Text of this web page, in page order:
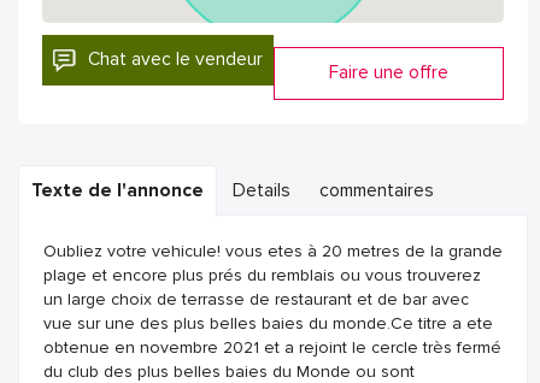
Chat avec le vendeur
Faire une offre
Texte de l'annonce Details commentaires
Oubliez votre vehicule! vous etes à 20 metres de la grande
plage et encore plus prés du remblais ou vous trouverez
un large choix de terrasse de restaurant et de bar avec
vue sur une des plus belles baies du monde.Ce titre a ete
obtenue en novembre 2021 et a rejoint le cercle très fermé
du club des plus belles baies du Monde ou sont